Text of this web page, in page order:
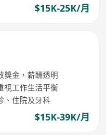
$15K-25K/月
獎金，薪酬透明
視工作生活平衡
、住院及牙科
$15K-39K/月